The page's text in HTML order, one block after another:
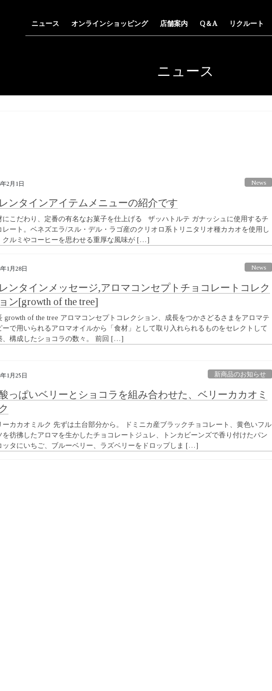
ニュース オンラインショッピング 店舗案内 Q＆A リクルート
ニュース
2月1日 News
ンタインアイテムメニューの紹介です
にこだわり、定番の有名なお菓子を仕上げる ザッハトルテ ガナッシュに使用するチ
レート。ベネズエラ/スル・デル・ラゴ産のクリオロ系トリニタリオ種カカオを使用し
クルミやコーヒーを思わせる重厚な風味が […]
1月28日 News
ンタインメッセージ,アロマコンセプトチョコレートコレク
ン[growth of the tree]
growth of the tree アロマコンセプトコレクション、成長をつかさどるさまをアロマテ
ーで用いられるアロマオイルから「食材」として取り入れられるものをセレクトして
、構成したショコラの数々。 前回 […]
1月25日 新商品のお知らせ
っぱいベリーとショコラを組み合わせた、ベリーカカオミ
ーカカオミルク 先ずは土台部分から。 ドミニカ産ブラックチョコレート、黄色いフル
を彷彿したアロマを生かしたチョコレートジュレ、トンカビーンズで香り付けたパン
ッタにいちご、ブルーベリー、ラズベリーをドロップしま […]